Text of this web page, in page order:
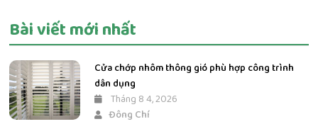
Bài viết mới nhất
Cửa chớp nhôm thông gió phù hợp công trình
dân dụng
Tháng 8 4, 2026
Đông Chí